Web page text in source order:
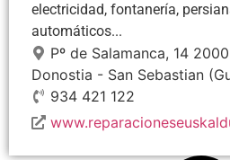
electricidad, fontanería,
automáticos...
Pº de Salamanca, 14
Donostia - San Sebastian
934 421 122